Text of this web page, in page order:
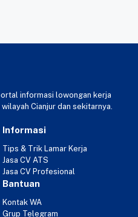
informasi lowongan kerja
Cianjur dan sekitarnya.
Informasi
Tips & Trik Lamar Kerja
Jasa CV ATS
Jasa CV Profesional
Bantuan
Kontak WA
Grup Telegram